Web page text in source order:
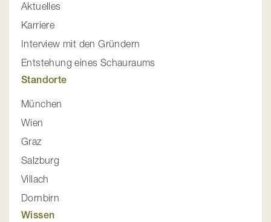
Aktuelles
Karriere
Interview mit den Gründern
Entstehung eines Schauraums
Standorte
München
Wien
Graz
Salzburg
Villach
Dornbirn
Wissen